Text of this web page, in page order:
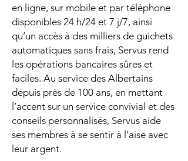
en ligne, sur mobile et par téléphone
disponibles 24 h/24 et 7 j/7, ainsi
qu’un accès à des milliers de guichets
automatiques sans frais, Servus rend
les opérations bancaires sûres et
faciles. Au service des Albertains
depuis près de 100 ans, en mettant
l’accent sur un service convivial et des
conseils personnalisés, Servus aide
ses membres à se sentir à l’aise avec
leur argent.